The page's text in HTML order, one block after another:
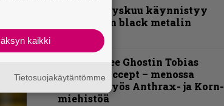
Espoon syyskuu käynnistyy
kotimaisen black metalin
merkeissä
Näin lähtee Ghostin Tobias
Forgelta Accept – menossa
mukana myös Anthrax- ja Korn-
miehistöä
kaikki
Tietosuojakäytäntömme